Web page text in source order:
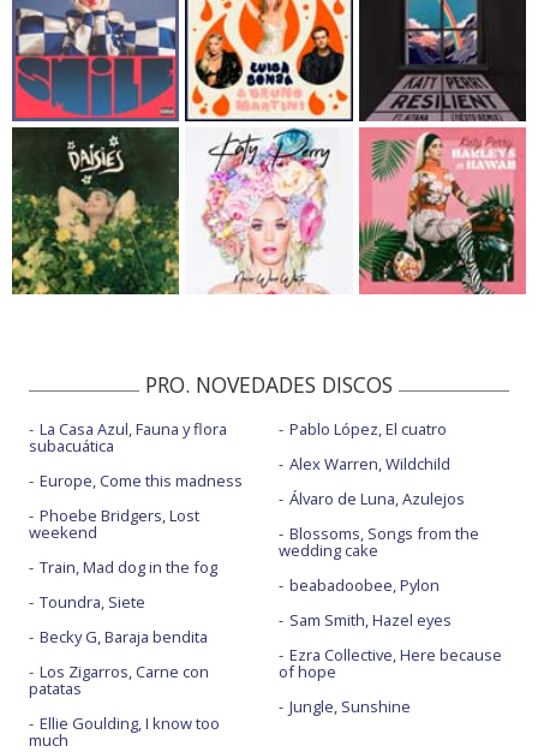
PRO. NOVEDADES DISCOS
La Casa Azul, Fauna y flora
subacuática
Europe, Come this madness
Phoebe Bridgers, Lost
weekend
Train, Mad dog in the fog
Toundra, Siete
Becky G, Baraja bendita
Los Zigarros, Carne con
patatas
Ellie Goulding, I know too
much
Pablo López, El cuatro
Alex Warren, Wildchild
Álvaro de Luna, Azulejos
Blossoms, Songs from the
wedding cake
beabadoobee, Pylon
Sam Smith, Hazel eyes
Ezra Collective, Here because
of hope
Jungle, Sunshine